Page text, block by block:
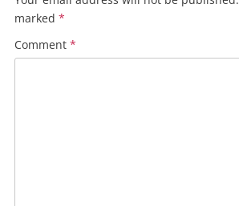
marked *
Comment *